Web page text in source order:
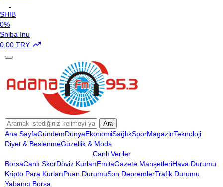
SHIB
0%
Shiba Inu
0,00 TRY
Ara
Ana SayfaGündemDünyaEkonomiSağlıkSporMagazinTeknoloji
Diyet & BeslenmeGüzellik & Moda
Canlı Veriler
BorsaCanlı SkorDöviz KurlarıEmitaGazete ManşetleriHava Durumu
Kripto Para KurlarıPuan DurumuSon DepremlerTrafik Durumu
Yabancı Borsa